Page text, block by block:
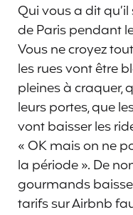
Qui vous a dit
de Paris pendant
Vous ne croyez
les rues vont être
pleines à craquer,
leurs portes, que
vont baisser les
« OK mais on ne
la période ». De
gourmands
tarifs sur Airbnb